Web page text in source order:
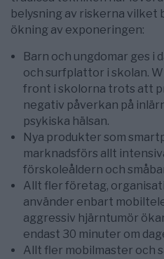
belysning av riskerna vilket
ökning av exponeringen:
Barn och ungdomar ges i
och surfplattor i skolan.
front i skolorna trots att
negativ påverkan på
psykiska hälsan.
Nya produkter som
marknadsförs allt
förskoleåldern och
Allt fler företag,
använder enbart
aggressiv hjärntumör
endast 30 minuter om
Allt fler mobilmaster och